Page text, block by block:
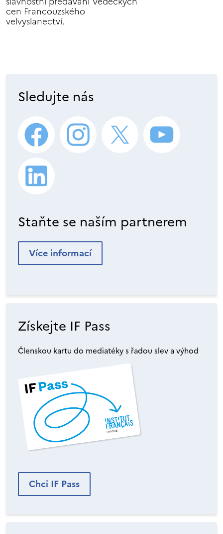
cen Francouzského
velvyslanectví.
Sledujte nás
Staňte se naším partnerem
Více informací
Získejte IF Pass
Členskou kartu do mediatéky s řadou slev a výhod
Chci IF Pass